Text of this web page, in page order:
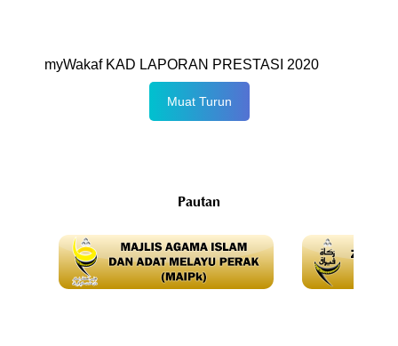
myWakaf KAD LAPORAN PRESTASI 2020
Muat Turun
Pautan